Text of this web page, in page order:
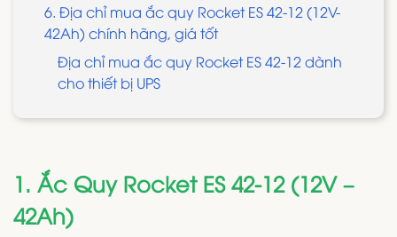
6. Địa chỉ mua ắc quy Rocket ES 42-12 (12V-
42Ah) chính hãng, giá tốt
Địa chỉ mua ắc quy Rocket ES 42-12 dành
cho thiết bị UPS
1. Ắc Quy Rocket ES 42-12 (12V –
42Ah)